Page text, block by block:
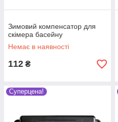
Зимовий компенсатор для
скімера басейну
Немає в наявності
112 ₴
Суперцена!